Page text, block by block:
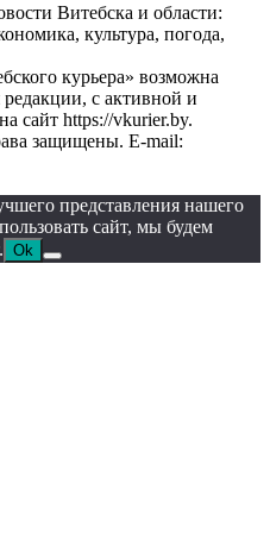
Витебска и области:
культура, погода,
курьера» возможна
редакции, с активной и
сайт https://vkurier.by.
защищены. E-mail:
представления нашего
сайт, мы будем
Ok